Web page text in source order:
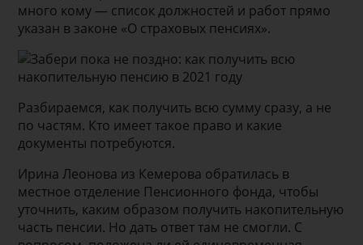
много кому — список должностей и работ прямо
указан в законе «О страховых пенсиях».
Разбираемся, как получить всю сумму сразу, а не
по частям. Кто имеет такое право и какие
документы потребуются.
Ирина Леонова из Кемерова обратилась в
местное отделение Пенсионного фонда, чтобы
уточнить, каким образом получить накопительную
часть пенсии. Но дать ответ там не смогли. С